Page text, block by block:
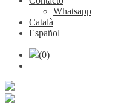
Whatsapp
Català
Español
(0)